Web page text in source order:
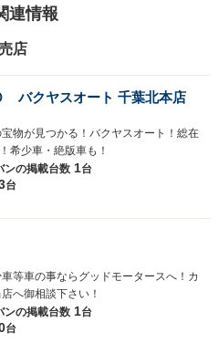
連情報
店
バクヤスオート 千葉北本店
物が見つかる！バクヤスオート！総在
希少車・絶版車も！
ンの掲載台数 1台
台
等車の事ならグッドモータースへ！カ
へ御相談下さい！
ンの掲載台数 1台
台